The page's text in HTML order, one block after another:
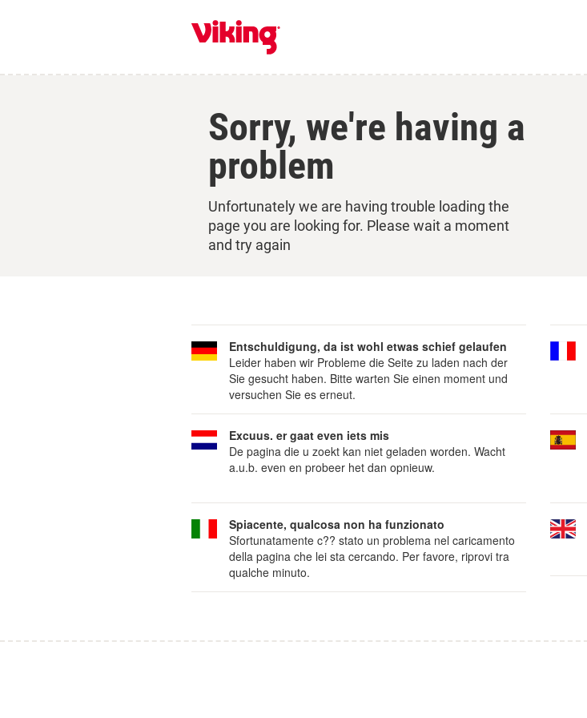
Sorry, we're having a
problem
Unfortunately we are having trouble loading the
page you are looking for. Please wait a moment
and try again
Entschuldigung, da ist wohl etwas schief gelaufen
Leider haben wir Probleme die Seite zu laden nach der
Sie gesucht haben. Bitte warten Sie einen moment und
versuchen Sie es erneut.
Excuus. er gaat even iets mis
De pagina die u zoekt kan niet geladen worden. Wacht
a.u.b. even en probeer het dan opnieuw.
Spiacente, qualcosa non ha funzionato
Sfortunatamente c?? stato un problema nel caricamento
della pagina che lei sta cercando. Per favore, riprovi tra
qualche minuto.